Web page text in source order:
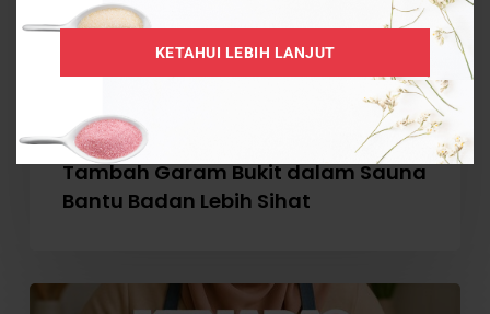
Uncategorized
Tambah Garam Bukit dalam Sauna
Bantu Badan Lebih Sihat
Perlaksanaan
KETAHUI LEBIH LANJUT